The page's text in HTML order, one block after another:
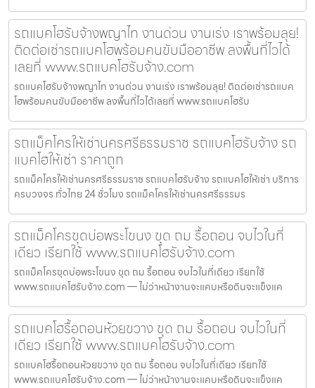
รถแบคโฮรับจ้างพญาไท งานด่วน งานเร่ง เราพร้อมลุย!
ติดต่อเช่ารถแบคโฮพร้อมคนขับมืออาชีพ ลงพื้นที่ไวได้
เลยที่ www.รถแบคโฮรับจ้าง.com
รถแบคโฮรับจ้างพญาไท งานด่วน งานเร่ง เราพร้อมลุย! ติดต่อเช่ารถแบค
โฮพร้อมคนขับมืออาชีพ ลงพื้นที่ไวได้เลยที่ www.รถแบคโฮรับ
รถแม็คโครให้เช่านครศรีธรรมราช รถแบคโฮรับจ้าง รถ
แบคโฮให้เช่า ราคาถูก
รถแม็คโครให้เช่านครศรีธรรมราช รถแบคโฮรับจ้าง รถแบคโฮให้เช่า บริการ
ครบวงจร ทั่วไทย 24 ชั่วโมง รถแม็คโครให้เช่านครศรีธรรมร
รถแม็คโครขุดบ่อพระโขนง ขุด ถม รื้อถอน จบไวในที่
เดียว เรียกใช้ www.รถแบคโฮรับจ้าง.com
รถแม็คโครขุดบ่อพระโขนง ขุด ถม รื้อถอน จบไวในที่เดียว เรียกใช้
www.รถแบคโฮรับจ้าง.com — ไม่ว่าหน้างานจะแคบหรือดินจะแข็งแค
รถแบคโฮรื้อถอนห้วยขวาง ขุด ถม รื้อถอน จบไวในที่
เดียว เรียกใช้ www.รถแบคโฮรับจ้าง.com
รถแบคโฮรื้อถอนห้วยขวาง ขุด ถม รื้อถอน จบไวในที่เดียว เรียกใช้
www.รถแบคโฮรับจ้าง.com — ไม่ว่าหน้างานจะแคบหรือดินจะแข็งแค